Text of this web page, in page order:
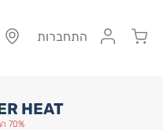
Cart התחברות
HEAT
70% הנחה